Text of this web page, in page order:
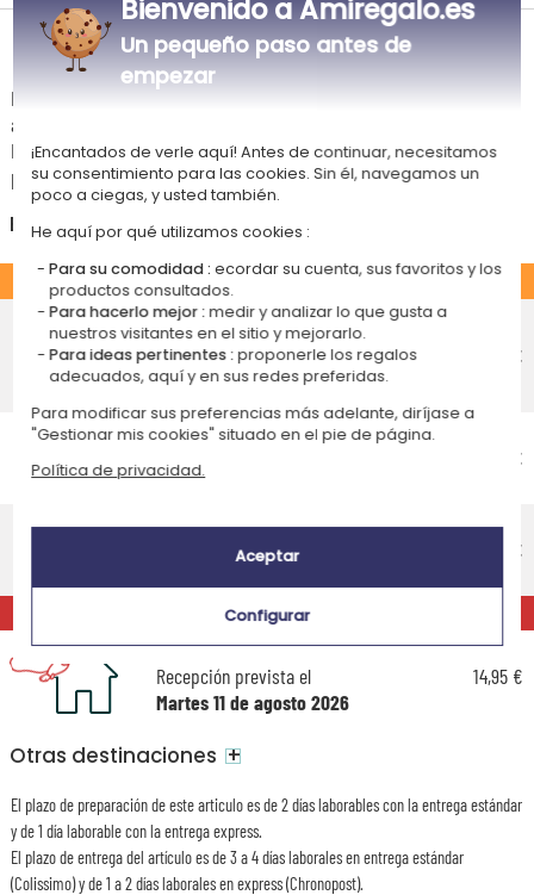
Tiempos de entrega y gastos de envío
La estimación de la fecha de recepción y de los gastos de envío de este
articulo están indicados a continuación.
Las fechas estimadas a continuación se aplican para un pedido con
pago en tarjeta bancaria o PayPal.
España
ESTÁNDAR
Entrega económico en punto de
recogida
Recepción prevista el
4,75 €
Entrega económico a domicilio
Lunes 17 de agosto 2026
4,95 €
Entrega estándar a domicilio
Recepción prevista el
9,95 €
EXPRÉS
Entrega exprés a domicilio
Recepción prevista el
Martes 11 de agosto 2026
14,95 €
Otras destinaciones +
El plazo de preparación de este articulo es de 2 días laborables con la entrega estándar
y de 1 día laborable con la entrega express.
El plazo de entrega del artículo es de 3 a 4 días laborales en entrega estándar
(Colissimo) y de 1 a 2 días laborales en express (Chronopost).
Bienvenido a Amiregalo.es
Un pequeño paso antes de
empezar
¡Encantados de verle aquí! Antes de continuar, necesitamos
su consentimiento para las cookies. Sin él, navegamos un
poco a ciegas, y usted también.
He aquí por qué utilizamos cookies :
Para su comodidad : ecordar su cuenta, sus favoritos y los
productos consultados.
Para hacerlo mejor :medir y analizar lo que gusta a
nuestros visitantes en el sitio y mejorarlo.
Para ideas pertinentes :proponerle los regalos
adecuados, aquí y en sus redes preferidas.
Para modificar sus preferencias más adelante, diríjase a
"Gestionar mis cookies" situado en el pie de página.
Política de privacidad.
Aceptar
Configurar